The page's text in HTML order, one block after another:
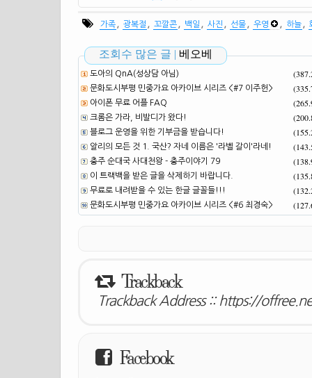
가족 광복절 꼬깔콘 백일 사진 선물 우영 하늘
조회수 많은 글 | 베오베
도아의 QnA(성상담 아님)
문화도시부평 민중가요 아카이브 시리즈 <#7 이주헌>
아이폰 무료 어플 FAQ
크롬은 가라, 비발디가 왔다!
블로그 운영을 위한 기부금을 받습니다!
알리의 모든 것 1. 국산? 자네 이름은 '라벨 갈이'라네!
충주 순대국 사대천왕 - 충주이야기 79
이 트랙백을 받은 글을 삭제하기 바랍니다.
무료로 내려받을 수 있는 한글 글꼴들!!!
문화도시부평 민중가요 아카이브 시리즈 <#6 최경숙>
Trackback
Trackback Address :: https://
Facebook